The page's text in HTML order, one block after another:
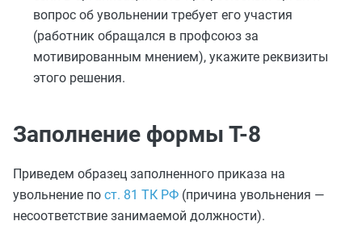
вопрос об увольнении требует его участия
(работник обращался в профсоюз за
мотивированным мнением), укажите реквизиты
этого решения.
Заполнение формы Т-8
Приведем образец заполненного приказа на
увольнение по ст. 81 ТК РФ (причина увольнения —
несоответствие занимаемой должности).